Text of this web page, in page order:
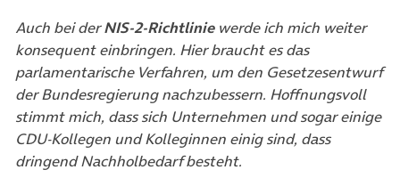
Auch bei derNIS-2-Richtliniewerde ich mich weiter
konsequent einbringen. Hier braucht es das
parlamentarische Verfahren, um den Gesetzesentwurf
der Bundesregierung nachzubessern. Hoffnungsvoll
stimmt mich, dass sich Unternehmen und sogar einige
CDU-Kollegen und Kolleginnen einig sind, dass
dringend Nachholbedarf besteht.